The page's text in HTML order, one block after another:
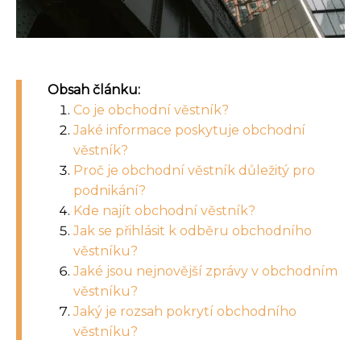
Obsah článku:
Co je obchodní věstník?
Jaké informace poskytuje obchodní
věstník?
Proč je obchodní věstník důležitý pro
podnikání?
Kde najít obchodní věstník?
Jak se přihlásit k odběru obchodního
věstníku?
Jaké jsou nejnovější zprávy v obchodním
věstníku?
Jaký je rozsah pokrytí obchodního
věstníku?